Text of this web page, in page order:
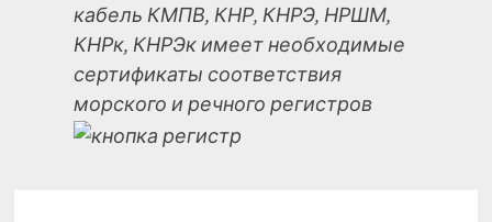
кабель КМПВ, КНР, КНРЭ, НРШМ,
КНРк, КНРЭк имеет необходимые
сертификаты соответствия
морского и речного регистров